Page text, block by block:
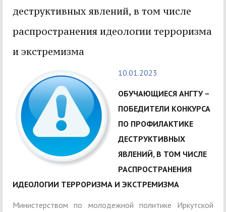
деструктивных явлений, в том числе
распространения идеологии терроризма
и экстремизма
10.01.2023
ОБУЧАЮЩИЕСЯ АНГТУ –
ПОБЕДИТЕЛИ КОНКУРСА
ПО ПРОФИЛАКТИКЕ
ДЕСТРУКТИВНЫХ
ЯВЛЕНИЙ, В ТОМ ЧИСЛЕ
РАСПРОСТРАНЕНИЯ
ИДЕОЛОГИИ ТЕРРОРИЗМА И ЭКСТРЕМИЗМА
Министерством по молодежной политике Иркутской